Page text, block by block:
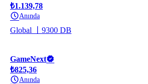
₺1.139,78
Anında
Global 丨9300 DB
GameNext
₺825,36
Anında